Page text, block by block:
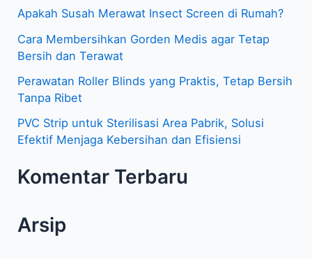
t
u
k
:
Apakah Susah Merawat Insect Screen di Rumah?
Cara Membersihkan Gorden Medis agar Tetap
Bersih dan Terawat
Perawatan Roller Blinds yang Praktis, Tetap Bersih
Tanpa Ribet
PVC Strip untuk Sterilisasi Area Pabrik, Solusi
Efektif Menjaga Kebersihan dan Efisiensi
Komentar Terbaru
Arsip